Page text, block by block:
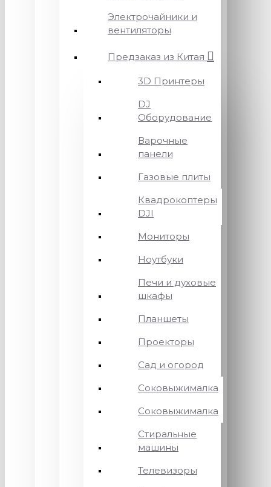
Электрочайники и
вентиляторы
Предзаказ из Китая
3D Принтеры
DJ
Оборудование
Варочные
панели
Газовые плиты
Квадрокоптеры
DJI
Мониторы
Ноутбуки
Печи и духовые
шкафы
Планшеты
Проекторы
Сад и огород
Соковыжималка
Соковыжималка
Стиральные
машины
Телевизоры